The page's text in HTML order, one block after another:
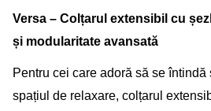
Versa – Colțarul extensibil cu
și modularitate avansată
Pentru cei care adoră să se
spațiul de relaxare, colțarul